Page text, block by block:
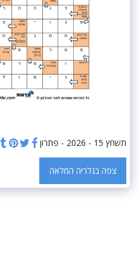
תשחץ 15 - 2026 - פתרון
צפה בגלריה המלאה